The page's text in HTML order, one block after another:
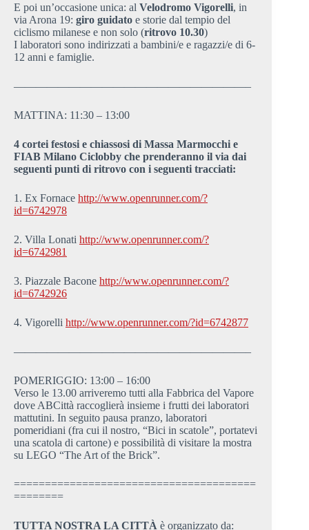
E poi un’occasione unica: al Velodromo Vigorelli, in
via Arona 19: giro guidato e storie dal tempio del
ciclismo milanese e non solo (ritrovo 10.30)
I laboratori sono indirizzati a bambini/e e ragazzi/e di 6-
12 anni e famiglie.
—————————————————————–
MATTINA: 11:30 – 13:00
4 cortei festosi e chiassosi di Massa Marmocchi e
FIAB Milano Ciclobby che prenderanno il via dai
seguenti punti di ritrovo con i seguenti tracciati:
1. Ex Fornace http://www.openrunner.com/?
id=6742978
2. Villa Lonati http://www.openrunner.com/?
id=6742981
3. Piazzale Bacone http://www.openrunner.com/?
id=6742926
4. Vigorelli http://www.openrunner.com/?id=6742877
—————————————————————–
POMERIGGIO: 13:00 – 16:00
Verso le 13.00 arriveremo tutti alla Fabbrica del Vapore
dove ABCittà raccoglierà insieme i frutti dei laboratori
mattutini. In seguito pausa pranzo, laboratori
pomeridiani (fra cui il nostro, “Bici in scatole”, portatevi
una scatola di cartone) e possibilità di visitare la mostra
su LEGO “The Art of the Brick”.
=======================================
========
TUTTA NOSTRA LA CITTÀ è organizzato da: